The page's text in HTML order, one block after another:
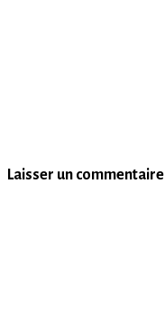
Laisser un commentaire